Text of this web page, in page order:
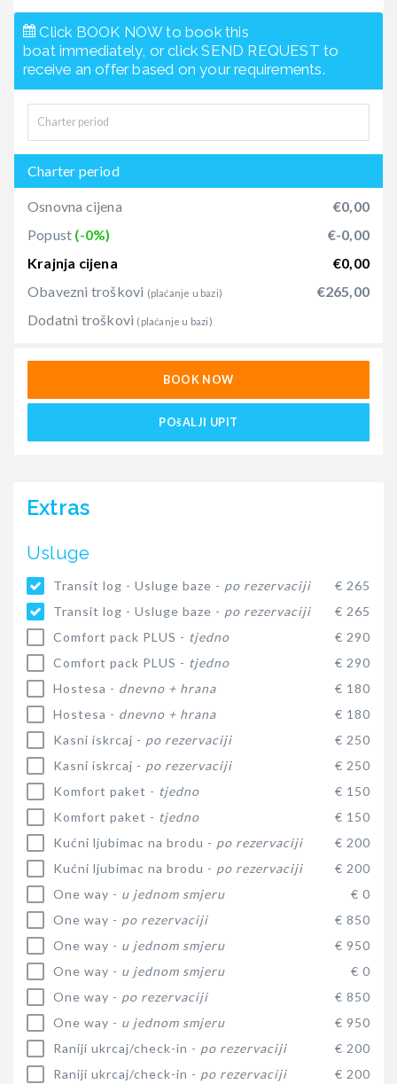
Click BOOK NOW to book this
boat immediately, or click SEND REQUEST to
receive an offer based on your requirements.
Charter period
Osnovna cijena
€0,00
Popust (-0%)
€-0,00
Krajnja cijena
€0,00
Obavezni troškovi (plaćanje u bazi)
€265,00
Dodatni troškovi (plaćanje u bazi)
BOOK NOW
POšALJI UPIT
Extras
Usluge
Transit log - Usluge baze - po rezervaciji
€ 265
Transit log - Usluge baze - po rezervaciji
€ 265
Comfort pack PLUS - tjedno
€ 290
Comfort pack PLUS - tjedno
€ 290
Hostesa - dnevno + hrana
€ 180
Hostesa - dnevno + hrana
€ 180
Kasni iskrcaj - po rezervaciji
€ 250
Kasni iskrcaj - po rezervaciji
€ 250
Komfort paket - tjedno
€ 150
Komfort paket - tjedno
€ 150
Kućni ljubimac na brodu - po rezervaciji
€ 200
Kućni ljubimac na brodu - po rezervaciji
€ 200
One way - u jednom smjeru
€ 0
One way - po rezervaciji
€ 850
One way - u jednom smjeru
€ 950
One way - u jednom smjeru
€ 0
One way - po rezervaciji
€ 850
One way - u jednom smjeru
€ 950
Raniji ukrcaj/check-in - po rezervaciji
€ 200
Raniji ukrcaj/check-in - po rezervaciji € 200